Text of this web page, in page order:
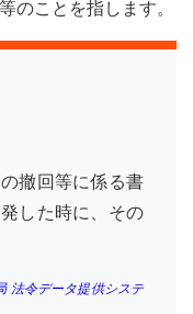
のことを指します。
撤回等に係る書
した時に、その
法令データ提供システ